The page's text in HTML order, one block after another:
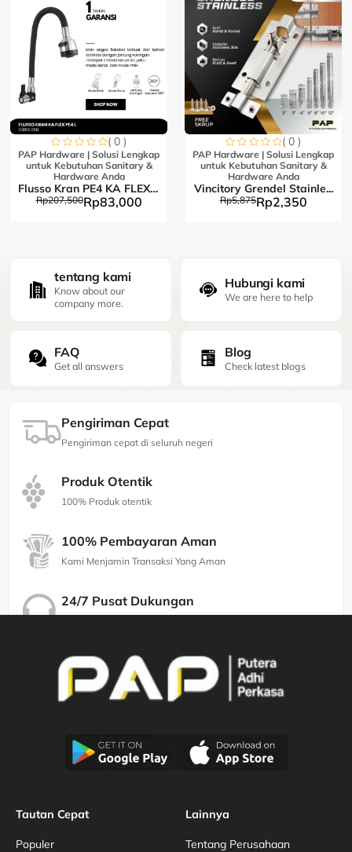
( 0 )
PAP Hardware | Solusi Lengkap
untuk Kebutuhan Sanitary &
Hardware Anda
Flusso Kran PE4 KA FLEX L...
Rp207,500Rp83,000
( 0 )
PAP Hardware | Solusi Lengkap
untuk Kebutuhan Sanitary &
Hardware Anda
Vincitory Grendel Stainle...
Rp5,875Rp2,350
tentang kami
Know about our
company more.
Hubungi kami
We are here to help
FAQ
Get all answers
Blog
Check latest blogs
Pengiriman Cepat
Pengiriman cepat di seluruh negeri
Produk Otentik
100% Produk otentik
100% Pembayaran Aman
Kami Menjamin Transaksi Yang Aman
24/7 Pusat Dukungan
Tautan Cepat
Populer
Lainnya
Tentang Perusahaan